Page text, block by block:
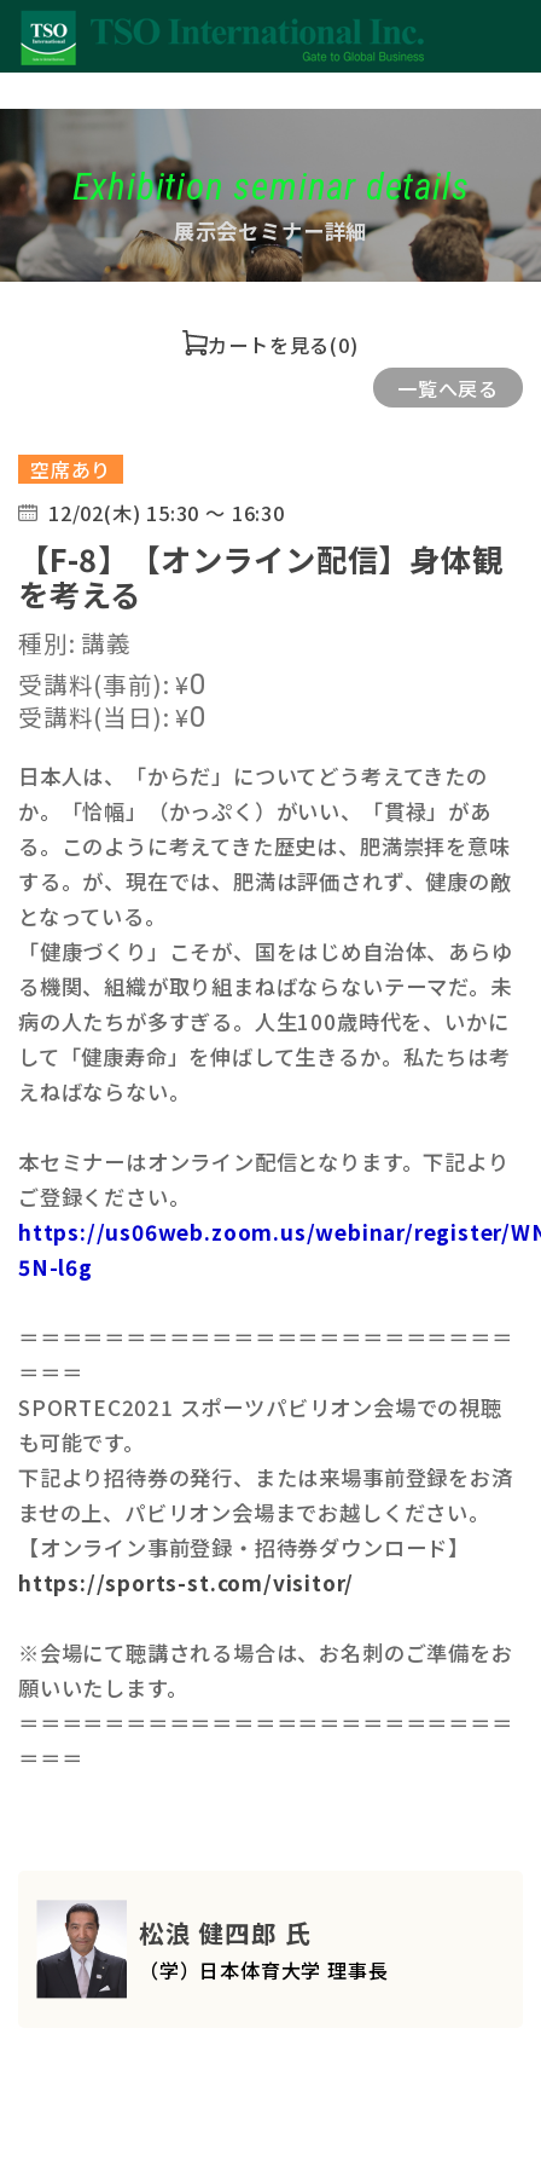
Exhibition seminar details
展示会セミナー詳細
カートを見る(0)
一覧へ戻る
空席あり
12/02(木) 15:30 ～ 16:30
【F-8】【オンライン配信】身体観
を考える
種別: 講義
受講料(事前):¥0
受講料(当日):¥0
日本人は、「からだ」についてどう考えてきたの
か。「恰幅」（かっぷく）がいい、「貫禄」があ
る。このように考えてきた歴史は、肥満崇拝を意味
する。が、現在では、肥満は評価されず、健康の敵
となっている。
「健康づくり」こそが、国をはじめ自治体、あらゆ
る機関、組織が取り組まねばならないテーマだ。未
病の人たちが多すぎる。人生100歳時代を、いかに
して「健康寿命」を伸ばして生きるか。私たちは考
えねばならない。
本セミナーはオンライン配信となります。下記より
ご登録ください。
https://us06web.zoom.us/webinar/register/
5N-l6g
＝＝＝＝＝＝＝＝＝＝＝＝＝＝＝＝＝＝＝＝＝＝＝
＝＝＝
SPORTEC2021 スポーツパビリオン会場での視聴
も可能です。
下記より招待券の発行、または来場事前登録をお済
ませの上、パビリオン会場までお越しください。
【オンライン事前登録・招待券ダウンロード】
https://sports-st.com/visitor/
※会場にて聴講される場合は、お名刺のご準備をお
願いいたします。
＝＝＝＝＝＝＝＝＝＝＝＝＝＝＝＝＝＝＝＝＝＝＝
＝＝＝
松浪 健四郎 氏
（学）日本体育大学 理事長